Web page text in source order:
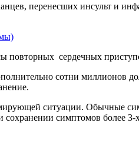
перенесших инсульт и
сердечных
сотни миллионов
ситуации. Обычные
симптомов более 3-